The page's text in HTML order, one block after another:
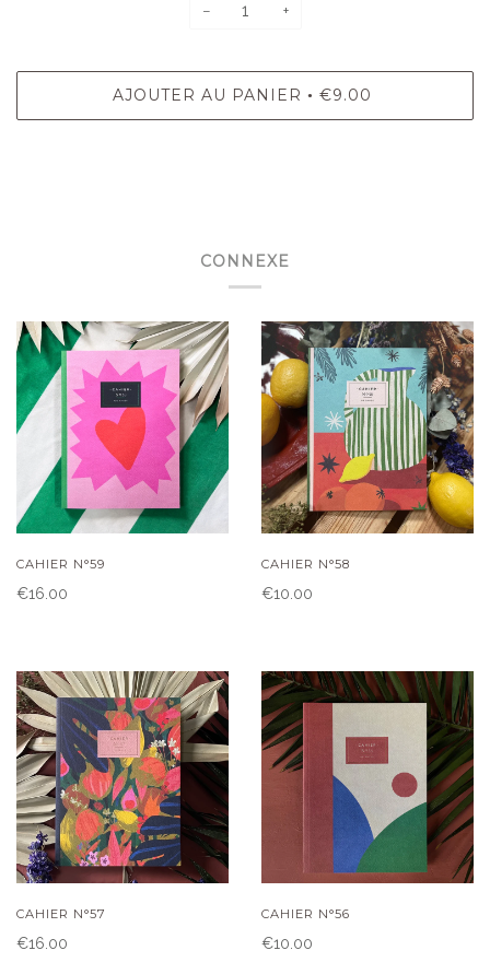
− +
AJOUTER AU PANIER • €9.00
CONNEXE
CAHIER N°59
€16.00
CAHIER N°58
€10.00
CAHIER N°57
€16.00
CAHIER N°56
€10.00